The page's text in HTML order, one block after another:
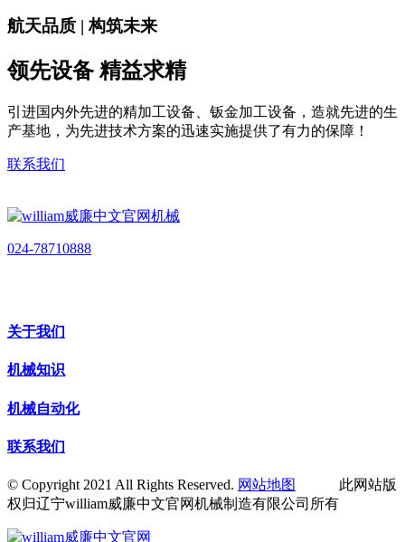
航天品质 | 构筑未来
领先设备 精益求精
引进国内外先进的精加工设备、钣金加工设备，造就先进的生
产基地，为先进技术方案的迅速实施提供了有力的保障！
联系我们
024-78710888
关于我们
机械知识
机械自动化
联系我们
© Copyright 2021 All Rights Reserved. 网站地图
此网站版
权归辽宁william威廉中文官网机械制造有限公司所有